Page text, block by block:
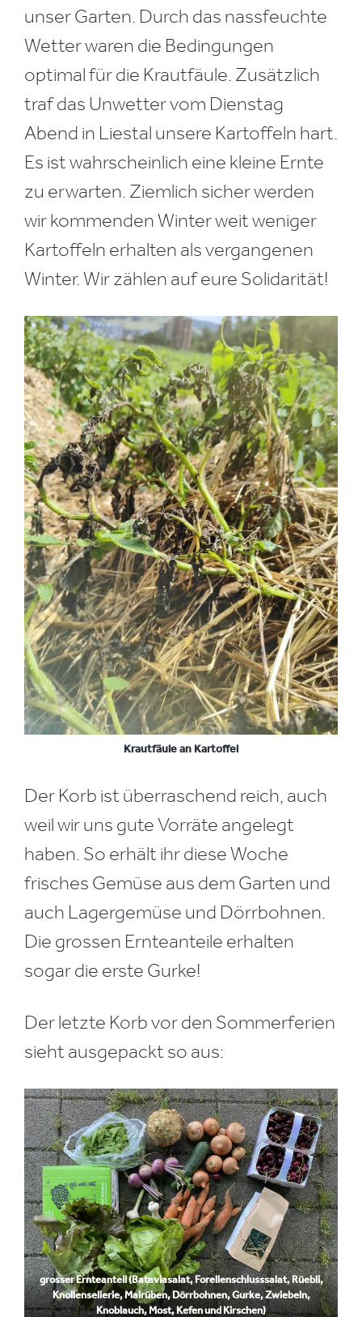
unser Garten. Durch das nassfeuchte
Wetter waren die Bedingungen
optimal für die Krautfäule. Zusätzlich
traf das Unwetter vom Dienstag
Abend in Liestal unsere Kartoffeln hart.
Es ist wahrscheinlich eine kleine Ernte
zu erwarten. Ziemlich sicher werden
wir kommenden Winter weit weniger
Kartoffeln erhalten als vergangenen
Winter. Wir zählen auf eure Solidarität!
Krautfäule an Kartoffel
Der Korb ist überraschend reich, auch
weil wir uns gute Vorräte angelegt
haben. So erhält ihr diese Woche
frisches Gemüse aus dem Garten und
auch Lagergemüse und Dörrbohnen.
Die grossen Ernteanteile erhalten
sogar die erste Gurke!
Der letzte Korb vor den Sommerferien
sieht ausgepackt so aus:
grosser Ernteanteil (Bataviasalat, Forellenschlusssalat, Rüebli,
Knollensellerie, Mairüben, Dörrbohnen, Gurke, Zwiebeln,
Knoblauch, Most, Kefen und Kirschen)